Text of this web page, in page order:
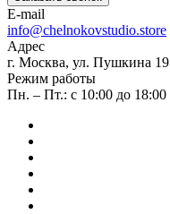
E-mail
info@chelnokovstudio.store
Адрес
г. Москва, ул. Пушкина 19
Режим работы
Пн. – Пт.: с 10:00 до 18:00